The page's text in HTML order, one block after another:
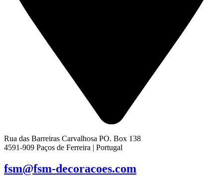
Rua das Barreiras Carvalhosa PO. Box 138
4591-909 Paços de Ferreira | Portugal
fsm@fsm-decoracoes.com